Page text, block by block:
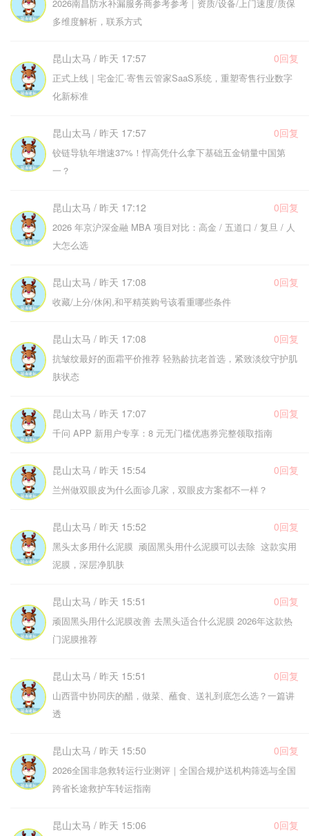
2026南昌防水补漏服务商参考参考｜资质/设备/上门速度/质保
多维度解析，联系方式
昆山太马 / 昨天 17:57 0回复
正式上线｜宅金汇·寄售云管家SaaS系统，重塑寄售行业数字
化新标准
昆山太马 / 昨天 17:57 0回复
铰链导轨年增速37%！悍高凭什么拿下基础五金销量中国第
一？
昆山太马 / 昨天 17:12 0回复
2026 年京沪深金融 MBA 项目对比：高金 / 五道口 / 复旦 / 人
大怎么选
昆山太马 / 昨天 17:08 0回复
收藏/上分/休闲,和平精英购号该看重哪些条件
昆山太马 / 昨天 17:08 0回复
抗皱纹最好的面霜平价推荐 轻熟龄抗老首选，紧致淡纹守护肌
肤状态
昆山太马 / 昨天 17:07 0回复
千问 APP 新用户专享：8 元无门槛优惠券完整领取指南
昆山太马 / 昨天 15:54 0回复
兰州做双眼皮为什么面诊几家，双眼皮方案都不一样？
昆山太马 / 昨天 15:52 0回复
黑头太多用什么泥膜 顽固黑头用什么泥膜可以去除 这款实用
泥膜，深层净肌肤
昆山太马 / 昨天 15:51 0回复
顽固黑头用什么泥膜改善 去黑头适合什么泥膜 2026年这款热
门泥膜推荐
昆山太马 / 昨天 15:51 0回复
山西晋中协同庆的醋，做菜、蘸食、送礼到底怎么选？一篇讲
透
昆山太马 / 昨天 15:50 0回复
2026全国非急救转运行业测评｜全国合规护送机构筛选与全国
跨省长途救护车转运指南
昆山太马 / 昨天 15:06 0回复